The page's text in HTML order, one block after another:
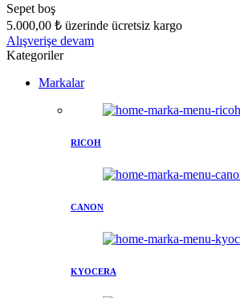
Sepet boş
5.000,00 ₺ üzerinde ücretsiz kargo
Alışverişe devam
Kategoriler
Markalar
RICOH
CANON
KYOCERA